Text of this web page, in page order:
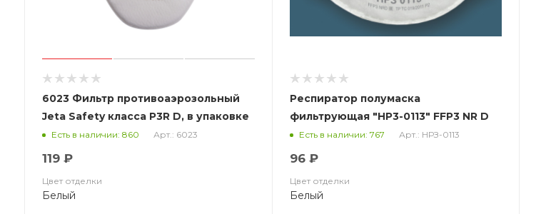
6023 Фильтр противоаэрозольный
Jeta Safety класса P3R D, в упаковке
4 шт
Есть в наличии: 860 Арт.: 6023
119 ₽
Цвет отделки
Белый
Респиратор полумаска
фильтрующая "НР3-0113" FFP3 NR D
(купольный с клапаном)
Есть в наличии: 767 Арт.: НРЗ-0113
96 ₽
Цвет отделки
Белый